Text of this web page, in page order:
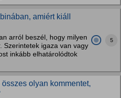
amiért kiáll
arról beszél, hogy milyen
Szerintetek igaza van vagy
inkább elhatárolódtok
5
olyan kommentet,